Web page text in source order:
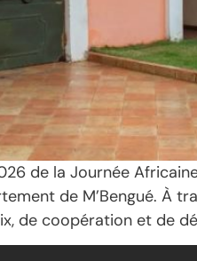
de la Journée
de M’Bengué. À
de coopération et de